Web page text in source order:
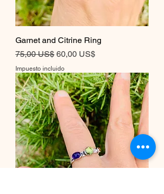
Garnet and Citrine Ring
Precio
75,00 US$ Precio de oferta
60,00 US$
Impuesto incluido